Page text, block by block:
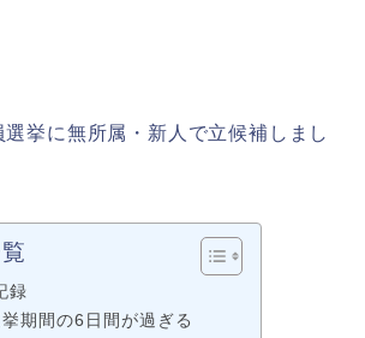
挙に無所属・新人で立候補しまし
録
期間の6日間が過ぎる